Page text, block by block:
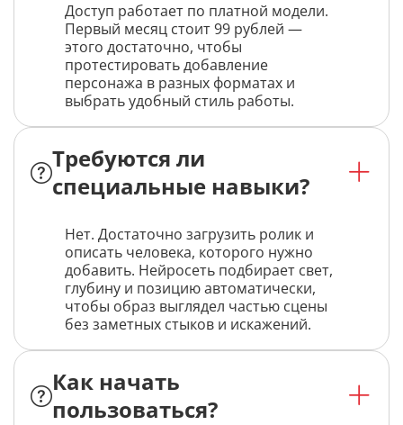
Доступ работает по платной модели.
Первый месяц стоит 99 рублей —
этого достаточно, чтобы
протестировать добавление
персонажа в разных форматах и
выбрать удобный стиль работы.
Требуются ли
специальные навыки?
Нет. Достаточно загрузить ролик и
описать человека, которого нужно
добавить. Нейросеть подбирает свет,
глубину и позицию автоматически,
чтобы образ выглядел частью сцены
без заметных стыков и искажений.
Как начать
пользоваться?